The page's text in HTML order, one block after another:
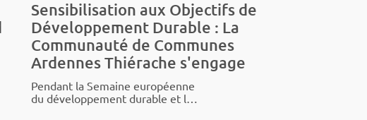
Sensibilisation aux Objectifs de
Développement Durable : La
Communauté de Communes
Ardennes Thiérache s'engage
Pendant la Semaine euro­­­­­péenne
du déve­­­­­lop­­­­­pe­­­­­ment durable et la